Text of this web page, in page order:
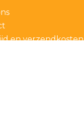
en verzendkosten